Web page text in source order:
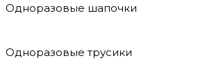
Одноразовые шапочки
Одноразовые трусики